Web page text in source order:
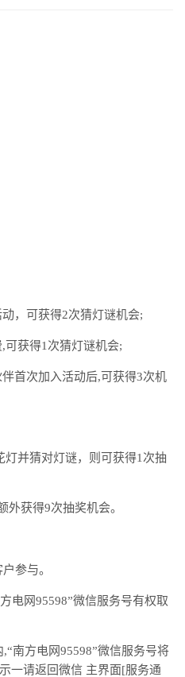
，可获得2次猜灯谜机会;
可获得1次猜灯谜机会;
首次加入活动后,可获得3次机
并猜对灯谜，则可获得1次抽
外获得9次抽奖机会。
参与。
电网95598”微信服务号有权取
南方电网95598”微信服务号将
一请返回微信 主界面[服务通